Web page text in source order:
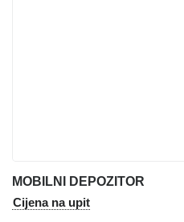
MOBILNI DEPOZITOR
Cijena na upit